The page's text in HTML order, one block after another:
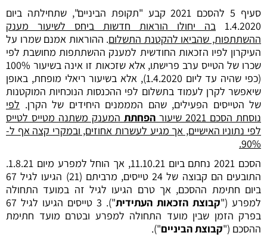
סעיף 5 להסכם 2021 קבע "תקופת הביניים", שתחילתה ביום
1.4.2020
בה יחולו הוראות חדשות ביחס לשיעור מענק
ההשתתפות, שהביאו להקטנת התשלום. ההוראות אמנם שמרו על
העיקרון לפיו הזכאות החודשית למענק ההשתתפות מחושבת לפי
שכרו של הטייס ערב פרישתו, אלא שזכאות זו אינה בשיעור 100%
(כפי שהיה עד ליום 1.4.2020), אלא בשיעור ריאלי מופחת, באופן
שיאפשר לקרן לעמוד בתשלום לפי ההכנסות הנוכחיות המוקטנות
של הטייסים הפעילים, שהם המממנים היחידים של הקרן. לפי
נוסחת הסכם 2021 שיעור
הפחתת המענק משתנה מטייס לטייס
לפי נתוניו האישיים, אך מגיע לעשרות אחוזים, ובמקרי קצה אף ל-
90%.
הסכם 2021 נחתם ביום 11.10.21, אך הוחל למפרע מיום 1.8.21.
התובעים הם קבוצה של 24 טייסים, מרביתם (21) הגיעו לגיל 67
ביום חתימת ההסכם, אך טרם הגיעו לגיל זה במועד התחולה
למפרע ("קבוצת הזכאות העתידית
"). 3 טייסים הגיעו לגיל 67
בפרק הזמן שבין מועד התחולה למפרע ובטרם מועד חתימת
ההסכם ("קבוצת הביניים").